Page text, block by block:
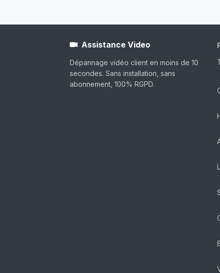
Assistance Video
Dépannage vidéo client en moins de 10
secondes. Sans installation, sans
abonnement, 100% RGPD.